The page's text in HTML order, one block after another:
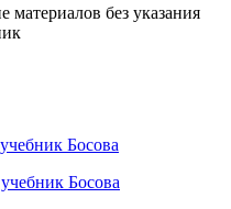
материалов без указания
Босова
Босова